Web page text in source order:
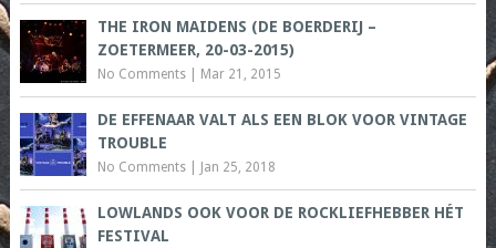
THE IRON MAIDENS (DE BOERDERIJ –
ZOETERMEER, 20-03-2015)
No Comments| Mar 21, 2015
DE EFFENAAR VALT ALS EEN BLOK VOOR VINTAGE
TROUBLE
No Comments| Jan 25, 2018
LOWLANDS OOK VOOR DE ROCKLIEFHEBBER HÉT
FESTIVAL